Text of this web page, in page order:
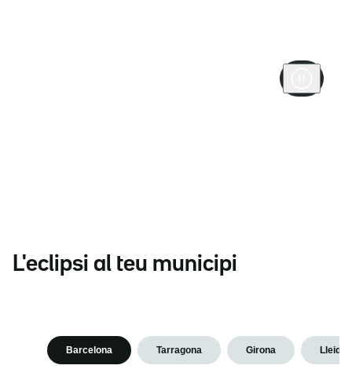
L'eclipsi al teu municipi
Barcelona Tarragona Girona Lleida